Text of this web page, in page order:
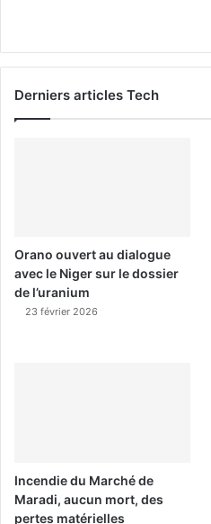
Derniers articles Tech
Orano ouvert au dialogue
avec le Niger sur le dossier
de l’uranium
23 février 2026
Incendie du Marché de
Maradi, aucun mort, des
pertes matérielles